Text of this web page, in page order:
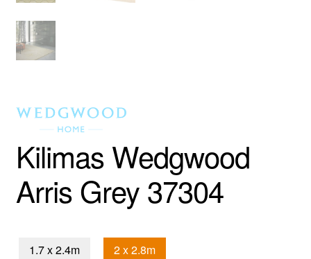
Kilimas Wedgwood
Arris Grey 37304
1.7 x 2.4m 2 x 2.8m